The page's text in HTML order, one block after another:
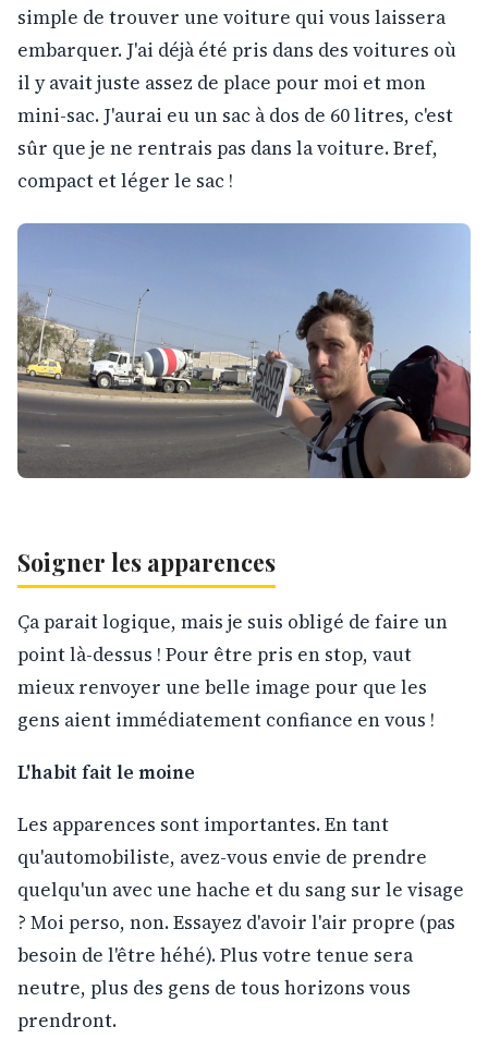
simple de trouver une voiture qui vous laissera
embarquer. J'ai déjà été pris dans des voitures où
il y avait juste assez de place pour moi et mon
mini-sac. J'aurai eu un sac à dos de 60 litres, c'est
sûr que je ne rentrais pas dans la voiture. Bref,
compact et léger le sac !
Soigner les apparences
Ça parait logique, mais je suis obligé de faire un
point là-dessus ! Pour être pris en stop, vaut
mieux renvoyer une belle image pour que les
gens aient immédiatement confiance en vous !
L'habit fait le moine
Les apparences sont importantes. En tant
qu'automobiliste, avez-vous envie de prendre
quelqu'un avec une hache et du sang sur le visage
? Moi perso, non. Essayez d'avoir l'air propre (pas
besoin de l'être héhé). Plus votre tenue sera
neutre, plus des gens de tous horizons vous
prendront.